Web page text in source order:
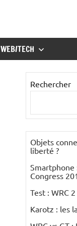
WEB/TECH
Rechercher
Objets
liberté ?
Smartphone
Congress
Test : WRC
Karotz : les